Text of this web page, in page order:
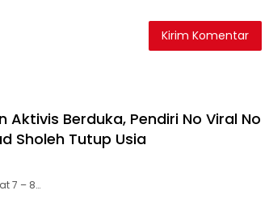
Aktivis Berduka, Pendiri No Viral No
Sholeh Tutup Usia
7 – 8…